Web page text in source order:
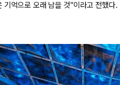
기억으로 오래 남을 것"이라고 전했다.